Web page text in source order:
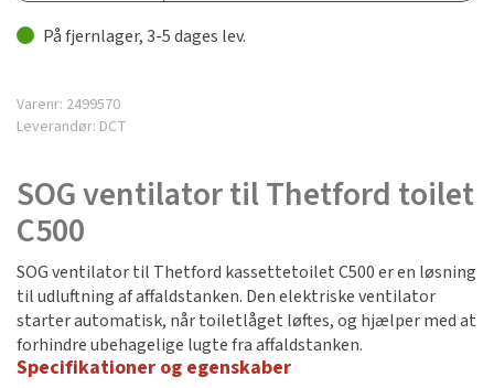
På fjernlager, 3-5 dages lev.
Varenr: 2499570
Leverandør: DCT
SOG ventilator til Thetford toilet
C500
SOG ventilator til Thetford kassettetoilet C500 er en løsning
til udluftning af affaldstanken. Den elektriske ventilator
starter automatisk, når toiletlåget løftes, og hjælper med at
forhindre ubehagelige lugte fra affaldstanken.
Specifikationer og egenskaber